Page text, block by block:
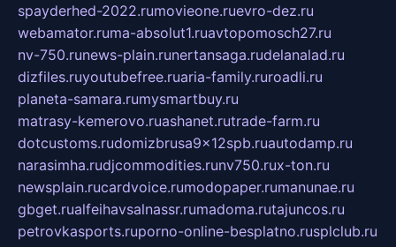
spayderhed-2022.rumovieone.ruevro-dez.ru
webamator.ruma-absolut1.ruavtopomosch27.ru
nv-750.runews-plain.runertansaga.rudelanalad.ru
dizfiles.ruyoutubefree.ruaria-family.ruroadli.ru
planeta-samara.rumysmartbuy.ru
matrasy-kemerovo.ruashanet.rutrade-farm.ru
dotcustoms.rudomizbrusa9x12spb.ruautodamp.ru
narasimha.rudjcommodities.runv750.rux-ton.ru
newsplain.rucardvoice.rumodopaper.rumanunae.ru
gbget.rualfeihavsalnassr.rumadoma.rutajuncos.ru
petrovkasports.ruporno-online-besplatno.rusplclub.ru